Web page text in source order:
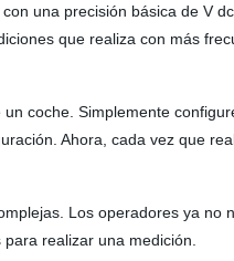
una precisión básica de V
que realiza con más
coche. Simplemente
Ahora, cada vez que
Los operadores ya no
realizar una medición.